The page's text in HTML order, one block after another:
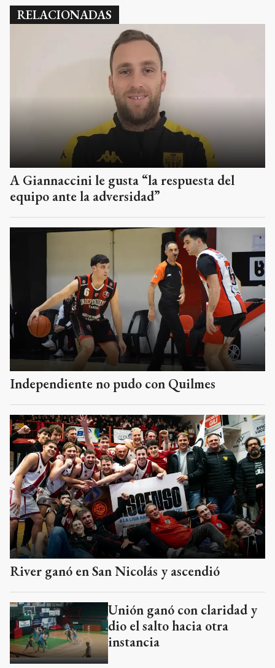
RELACIONADAS
A Giannaccini le gusta “la respuesta del
equipo ante la adversidad”
Independiente no pudo con Quilmes
River ganó en San Nicolás y ascendió
Unión ganó con claridad y
dio el salto hacia otra
instancia